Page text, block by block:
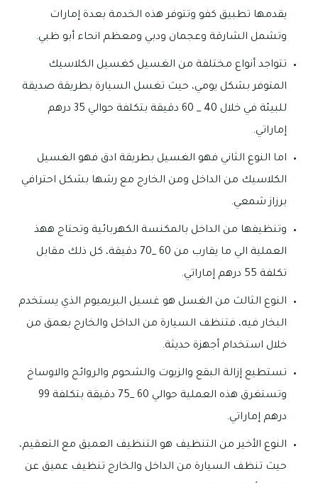
يقدمها تطبيق كفو وتتوفر هذه الخدمة بعدة إمارات
وتشمل الشارقة وعجمان ودبي ومعظم انحاء أبو ظبي.
تتواجد أنواع مختلفة من الغسيل كغسيل الكلاسيك
المتوفر بشكل يومي، حيث تغسل السيارة بطريقة صديقة
للبيئة في خلال 40 _ 60 دقيقة بتكلفة حوالي 35 درهم
إماراتي.
اما النوع الثاني فهو الغسيل بطريقة ادق فهو الغسيل
الكلاسيك من الداخل ومن الخارج مع رشها بشكل احترافي
برزاز شمعي.
وتنظيفها من الداخل بالمكنسة الكهربائية وتحتاج ههذ
العملية الي ما يقارب من 60 _70 دقيقة، كل ذلك مقابل
تكلفة 55 درهم إماراتي.
النوع الثالث من الغسل هو غسيل البريميوم الذي يستخدم
البخار فيه، فتنظف السيارة من الداخل والخارج بعمق من
خلال استخدام أجهزة حديثة.
تستطيع إزالة البقع والزيوت والشحوم والروائح والاوساخ
وتستغرق هذه العملية حوالي 60 _75 دقيقة بتكلفة 99
درهم إماراتي.
النوع الأخير من التنظيف هو التنظيف العميق مع التعقيم،
حيث تنظف السيارة من الداخل والخارج تنظيف عميق عن